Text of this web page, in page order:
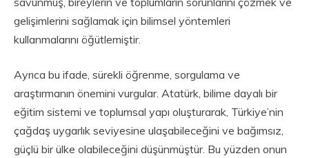
gelişimlerini sağlamak için bilimsel yöntemleri
kullanmalarını öğütlemiştir.
Ayrıca bu ifade, sürekli öğrenme, sorgulama ve
araştırmanın önemini vurgular. Atatürk, bilime dayalı bir
eğitim sistemi ve toplumsal yapı oluşturarak, Türkiye’nin
çağdaş uygarlık seviyesine ulaşabileceğini ve bağımsız,
güçlü bir ülke olabileceğini düşünmüştür. Bu yüzden onun